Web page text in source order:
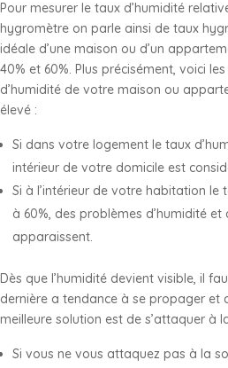
Pour mesurer le taux d’humidité
hygromètre on parle ainsi de taux
idéale d’une maison ou d’un
40% et 60%. Plus précisément, voici
d’humidité de votre maison ou
élevé :
Si dans votre logement le taux
intérieur de votre domicile est
Si à l’intérieur de votre habitation le
à 60%, des problèmes d’humidité
apparaissent.
Dès que l’humidité devient visible, il
dernière a tendance à se propager et
meilleure solution est de s’attaquer à
Si vous ne vous attaquez pas à la